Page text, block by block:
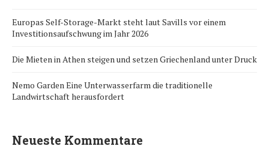
Europas Self-Storage-Markt steht laut Savills vor einem
Investitionsaufschwung im Jahr 2026
Die Mieten in Athen steigen und setzen Griechenland unter Druck
Nemo Garden Eine Unterwasserfarm die traditionelle
Landwirtschaft herausfordert
Neueste Kommentare